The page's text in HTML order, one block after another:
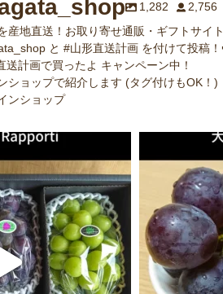
1,282
2,756
産地直送！お取り寄せ通販・ギフトサイ
と #山形直送計画 を付けて投稿
送計画で買ったよ キャンペーン中！
ショップで紹介します (タグ付けもOK！)
ンショップ